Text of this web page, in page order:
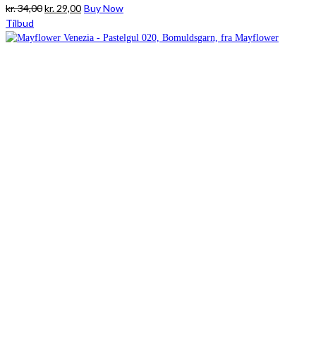
kr.34,00Den
pris
kr. 29,00Den
pris
Buy Now
Tilbud